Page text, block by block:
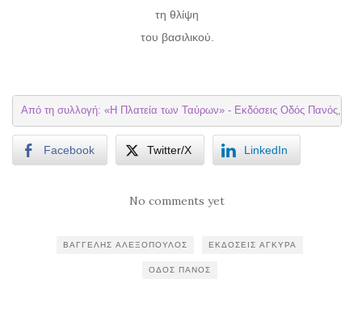
τη θλίψη
του βασιλικού.
Από τη συλλογή: «Η Πλατεία των Ταύρων» - Εκδόσεις Οδός Πανός,
Facebook Twitter/X LinkedIn
No comments yet
ΒΑΓΓΈΛΗΣ ΑΛΕΞΌΠΟΥΛΟΣ ΕΚΔΌΣΕΙΣ ΆΓΚΥΡΑ
ΟΔΌΣ ΠΑΝΌΣ